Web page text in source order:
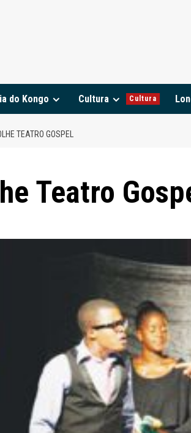
do Kongo Cultura Cultura
TEATRO GOSPEL
Teatro